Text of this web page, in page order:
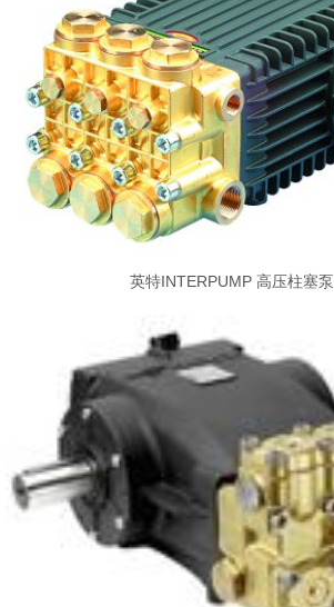
英特INTERPUMP 高压柱塞泵